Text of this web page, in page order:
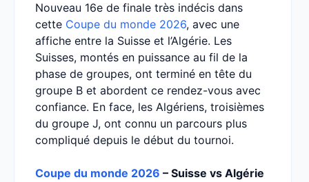
Nouveau 16e de finale très indécis dans
cette Coupe du monde 2026, avec une
affiche entre la Suisse et l’Algérie. Les
Suisses, montés en puissance au fil de la
phase de groupes, ont terminé en tête du
groupe B et abordent ce rendez-vous avec
confiance. En face, les Algériens, troisièmes
du groupe J, ont connu un parcours plus
compliqué depuis le début du tournoi.
Coupe du monde 2026 – Suisse vs Algérie